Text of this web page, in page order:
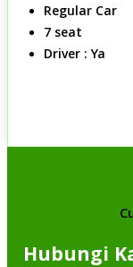
Regular Car
7 seat
Driver : Ya
Hubungi